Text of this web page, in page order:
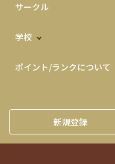
サークル
学校
ポイント/ランクについて
新規登録